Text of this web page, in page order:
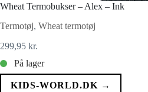
Wheat Termobukser – Alex – Ink
Termotøj, Wheat termotøj
299,95 kr.
På lager
KIDS-WORLD.DK →